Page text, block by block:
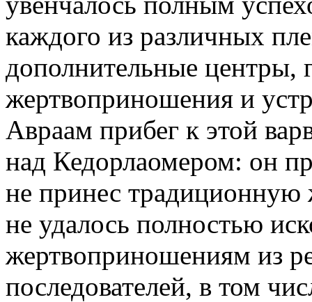
каждого из различных
дополнительные центры,
жертвоприношения и
Авраам прибег к этой
над Кедорлаомером: он
не принес традиционную
не удалось полностью
жертвоприношениям из
последователей, в том